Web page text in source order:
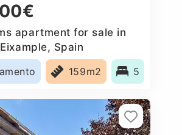
apartment for sale in
Spain
159m2 5